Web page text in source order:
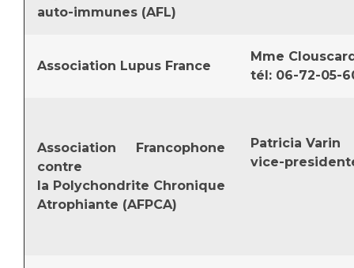
Cancer
Médecine nucléaire
Maternité Hôpital Nord
Anatomie et Cytologie Pathologiques
Centres de référence Maladies Rares
Presse / Multimédia
Communiqués de presse
Dossiers de presse
auto-immunes (AFL)
Association Lupus France
Mme
tél: 06-72-05-
Association Francophone
contre
la Polychondrite Chronique
Atrophiante (AFPCA)
Patricia Varin
vice-